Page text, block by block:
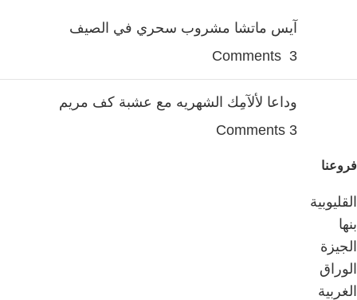
آيس ماتشا مشروب سحري في الصيف
3 Comments
وداعا لألآمِك الشهريه مع عشبة كف مريم
3 Comments
فروعنا
القليوبية
بنها
الجيزة
الوراق
الغربية